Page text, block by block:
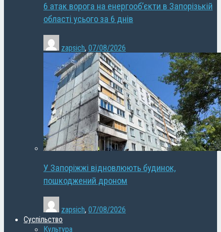
6 атак ворога на енергооб’єкти в Запорізькій
області усього за 6 днів
zapsich, 07/08/2026
У Запоріжжі відновлюють будинок,
пошкоджений дроном
zapsich, 07/08/2026
Суспільство
Культура